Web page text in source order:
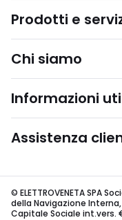
Prodotti e
Chi siamo
Informazioni
Assistenza
© ELETTROVENETA SPA
della Navigazione Interna,
Capitale Sociale int.vers. €